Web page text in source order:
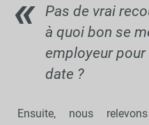
Pas de vrai
à quoi bon se
employeur
date ?
Ensuite, nous